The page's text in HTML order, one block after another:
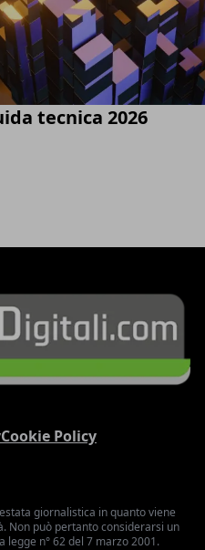
tecnica 2026
Cookie Policy
giornalistica in quanto viene
Non può pertanto considerarsi un
legge n° 62 del 7 marzo 2001.